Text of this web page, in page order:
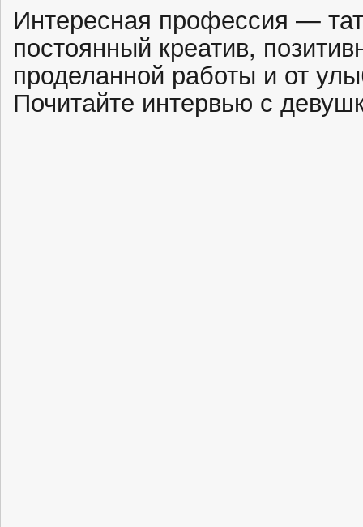
Интересная профессия —
постоянный креатив,
проделанной работы и от
Почитайте интервью с